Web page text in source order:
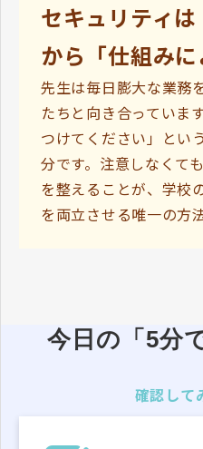
セキュリティは
から「仕組み
先生は毎日膨大な業務
たちと向き合っていま
つけてください」とい
分です。注意しなくて
を整えることが、学校
を両立させる唯一の方法
今日の「5分
確認して